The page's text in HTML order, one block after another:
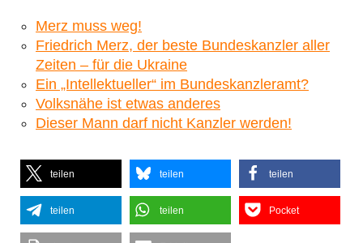
Merz muss weg!
Friedrich Merz, der beste Bundeskanzler aller
Zeiten – für die Ukraine
Ein „Intellektueller“ im Bundeskanzleramt?
Volksnähe ist etwas anderes
Dieser Mann darf nicht Kanzler werden!
teilen teilen teilen
teilen teilen Pocket